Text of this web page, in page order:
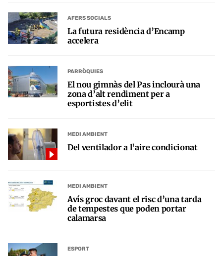
AFERS SOCIALS
La futura residència d’Encamp
accelera
PARRÒQUIES
El nou gimnàs del Pas inclourà una
zona d’alt rendiment per a
esportistes d’elit
MEDI AMBIENT
Del ventilador a l'aire condicionat
MEDI AMBIENT
Avís groc davant el risc d’una tarda
de tempestes que poden portar
calamarsa
ESPORT